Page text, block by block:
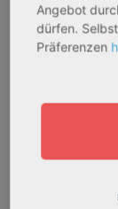
Rendite:
Assetklasse:
Angebot
dürfen.
Präferenzen